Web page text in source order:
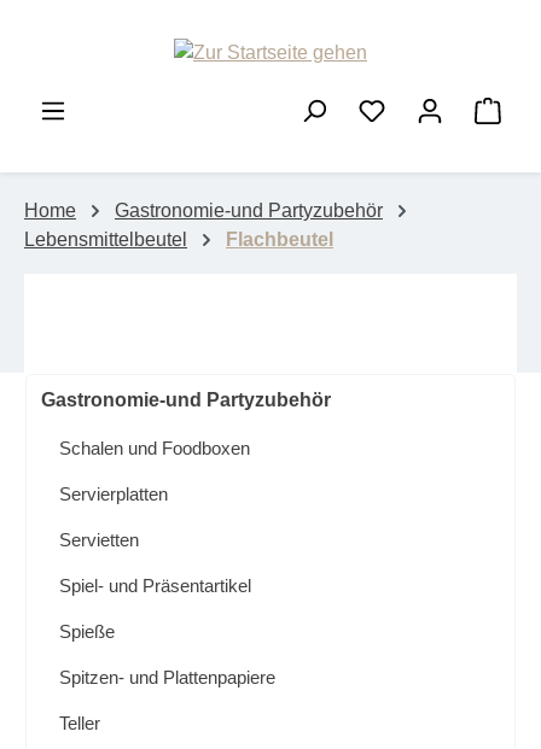
Home
Gastronomie-und Partyzubehör
Lebensmittelbeutel
Flachbeutel
Gastronomie-und Partyzubehör
Schalen und Foodboxen
Servierplatten
Servietten
Spiel- und Präsentartikel
Spieße
Spitzen- und Plattenpapiere
Teller